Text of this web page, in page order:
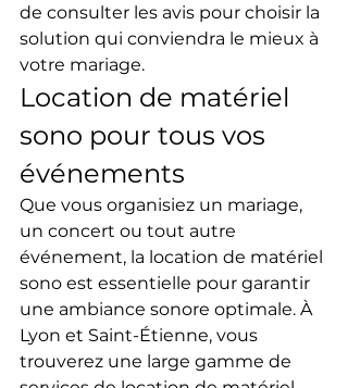
de consulter les avis pour choisir la
solution qui conviendra le mieux à
votre mariage.
Location de matériel
sono pour tous vos
événements
Que vous organisiez un mariage,
un concert ou tout autre
événement, la location de matériel
sono est essentielle pour garantir
une ambiance sonore optimale. À
Lyon et Saint-Étienne, vous
trouverez une large gamme de